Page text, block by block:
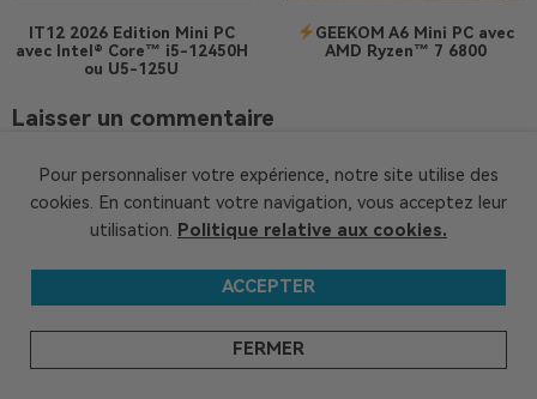
IT12 2026 Edition Mini PC
avec Intel® Core™ i5-12450H
ou U5-125U
GEEKOM A6 Mini PC avec
AMD Ryzen™ 7 6800
Laisser un commentaire
obligatoires sont indiqués avec*
Commentaire*
Pour personnaliser votre expérience, notre site utilise des
cookies. En continuant votre navigation, vous acceptez leur
utilisation. Politique relative aux cookies.
ACCEPTER
FERMER